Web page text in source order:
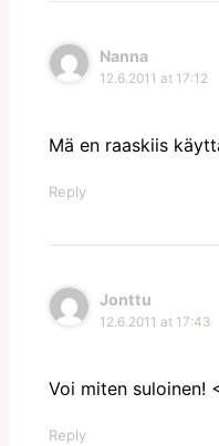
Nanna
12.6.2011 at 17:12
Mä en raaskiis
Reply
Jonttu
12.6.2011 at 17:43
Voi miten suloinen!
Reply